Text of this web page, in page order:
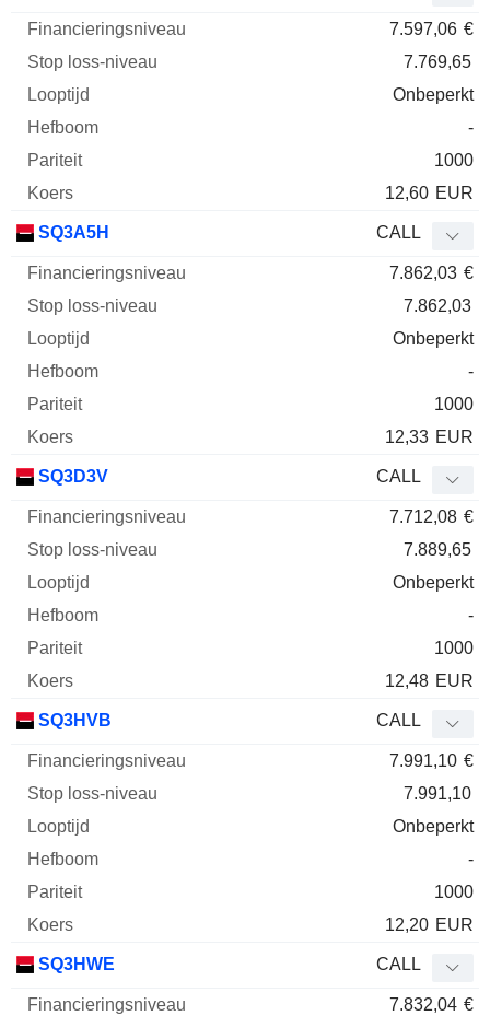
7.597,06 €
7.769,65
Onbeperkt
-
1000
12,60 EUR
SQ3A5H CALL
7.862,03 €
7.862,03
Onbeperkt
-
1000
12,33 EUR
SQ3D3V CALL
7.712,08 €
7.889,65
Onbeperkt
-
1000
12,48 EUR
SQ3HVB CALL
7.991,10 €
7.991,10
Onbeperkt
-
1000
12,20 EUR
SQ3HWE CALL
7.832,04 €